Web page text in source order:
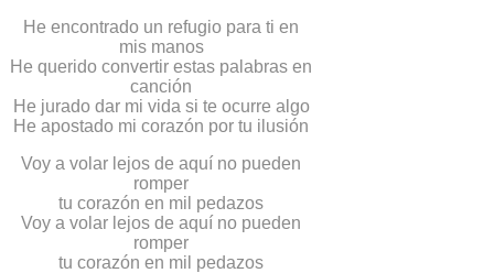
He encontrado un refugio para ti en
mis manos
He querido convertir estas palabras en
canción
He jurado dar mi vida si te ocurre algo
He apostado mi corazón por tu ilusión
Voy a volar lejos de aquí no pueden
romper
tu corazón en mil pedazos
Voy a volar lejos de aquí no pueden
romper
tu corazón en mil pedazos